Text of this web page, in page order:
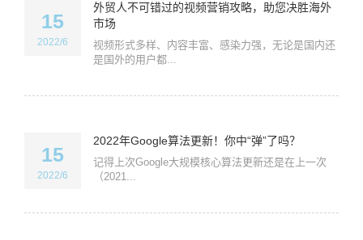
15
2022/6
外贸人不可错过的视频营销攻略，助您决胜海外
市场
视频形式多样、内容丰富、感染力强，无论是国内还
是国外的用户都...
15
2022/6
2022年Google算法更新！你中“弹”了吗？
记得上次Google大规模核心算法更新还是在上一次
（2021...